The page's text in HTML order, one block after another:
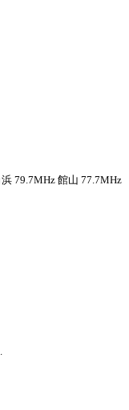
79.7MHz 館山 77.7MHz